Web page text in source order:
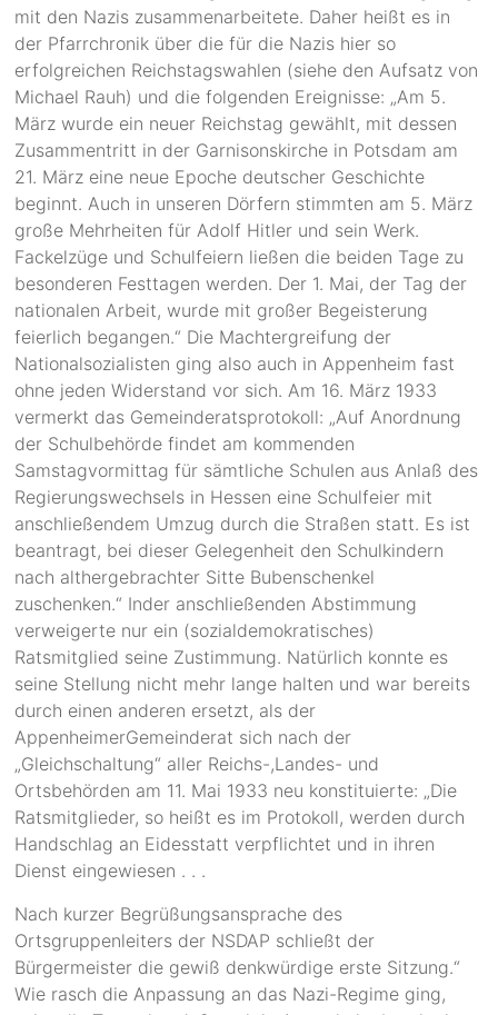
mit den Nazis zusammenarbeitete. Daher heißt es in
der Pfarrchronik über die für die Nazis hier so
erfolgreichen Reichstagswahlen (siehe den Aufsatz von
Michael Rauh) und die folgenden Ereignisse: „Am 5.
März wurde ein neuer Reichstag gewählt, mit dessen
Zusammentritt in der Garnisonskirche in Potsdam am
21. März eine neue Epoche deutscher Geschichte
beginnt. Auch in unseren Dörfern stimmten am 5. März
große Mehrheiten für Adolf Hitler und sein Werk.
Fackelzüge und Schulfeiern ließen die beiden Tage zu
besonderen Festtagen werden. Der 1. Mai, der Tag der
nationalen Arbeit, wurde mit großer Begeisterung
feierlich begangen.“ Die Machtergreifung der
Nationalsozialisten ging also auch in Appenheim fast
ohne jeden Widerstand vor sich. Am 16. März 1933
vermerkt das Gemeinderatsprotokoll: „Auf Anordnung
der Schulbehörde findet am kommenden
Samstagvormittag für sämtliche Schulen aus Anlaß des
Regierungswechsels in Hessen eine Schulfeier mit
anschließendem Umzug durch die Straßen statt. Es ist
beantragt, bei dieser Gelegenheit den Schulkindern
nach althergebrachter Sitte Bubenschenkel
zuschenken.“ Inder anschließenden Abstimmung
verweigerte nur ein (sozialdemokratisches)
Ratsmitglied seine Zustimmung. Natürlich konnte es
seine Stellung nicht mehr lange halten und war bereits
durch einen anderen ersetzt, als der
AppenheimerGemeinderat sich nach der
„Gleichschaltung“ aller Reichs-,Landes- und
Ortsbehörden am 11. Mai 1933 neu konstituierte: „Die
Ratsmitglieder, so heißt es im Protokoll, werden durch
Handschlag an Eidesstatt verpflichtet und in ihren
Dienst eingewiesen . . .
Nach kurzer Begrüßungsansprache des
Ortsgruppenleiters der NSDAP schließt der
Bürgermeister die gewiß denkwürdige erste Sitzung.“
Wie rasch die Anpassung an das Nazi-Regime ging,